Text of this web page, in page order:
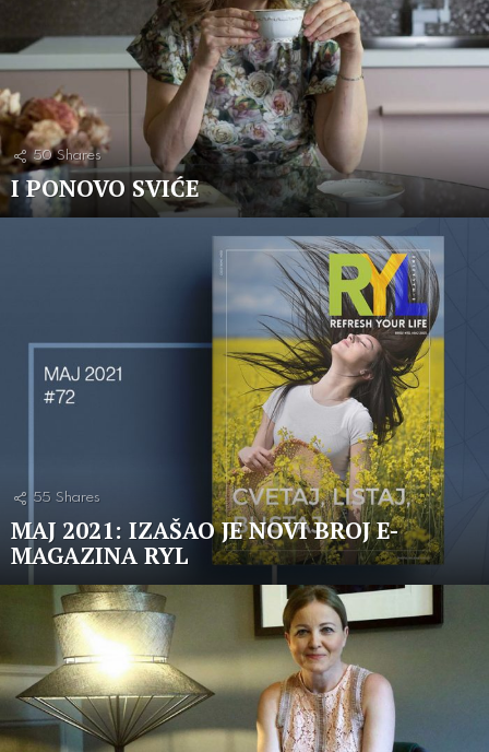
50 Shares
I PONOVO SVIĆE
55 Shares
MAJ 2021: IZAŠAO JE NOVI BROJ E-
MAGAZINA RYL